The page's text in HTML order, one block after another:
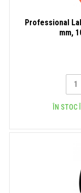
Professional
mm,
ÎN STOC